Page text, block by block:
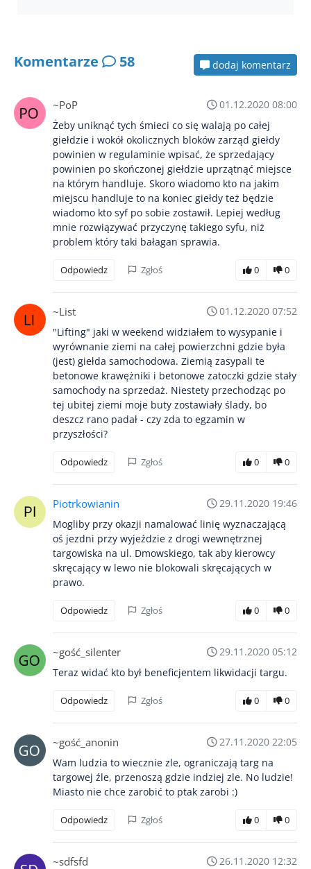
Komentarze 58 dodaj komentarz
~PoP
01.12.2020 08:00
Żeby uniknąć tych śmieci co się walają po całej
giełdzie i wokół okolicznych bloków zarząd giełdy
powinien w regulaminie wpisać, że sprzedający
powinien po skończonej giełdzie uprzątnąć miejsce
na którym handluje. Skoro wiadomo kto na jakim
miejscu handluje to na koniec giełdy też będzie
wiadomo kto syf po sobie zostawił. Lepiej według
mnie rozwiązywać przyczynę takiego syfu, niż
problem który taki bałagan sprawia.
Odpowiedz Zgłoś 0 0
~List
01.12.2020 07:52
"Lifting" jaki w weekend widziałem to wysypanie i
wyrównanie ziemi na całej powierzchni gdzie była
(jest) giełda samochodowa. Ziemią zasypali te
betonowe krawężniki i betonowe zatoczki gdzie stały
samochody na sprzedaż. Niestety przechodząc po
tej ubitej ziemi moje buty zostawiały ślady, bo
deszcz rano padał - czy zda to egzamin w
przyszłości?
Odpowiedz Zgłoś 0 0
Piotrkowianin
29.11.2020 19:46
Mogliby przy okazji namalować linię wyznaczającą
oś jezdni przy wyjeździe z drogi wewnętrznej
targowiska na ul. Dmowskiego, tak aby kierowcy
skręcający w lewo nie blokowali skręcających w
prawo.
Odpowiedz Zgłoś 0 0
~gość_silenter
29.11.2020 05:12
Teraz widać kto był beneficjentem likwidacji targu.
Odpowiedz Zgłoś 0 0
~gość_anonin
27.11.2020 22:05
Wam ludzia to wiecznie zle, ograniczają targ na
targowej źle, przenoszą gdzie indziej zle. No ludzie!
Miasto nie chce zarobić to ptak zarobi :)
Odpowiedz Zgłoś 0 0
~sdfsfd
26.11.2020 12:32